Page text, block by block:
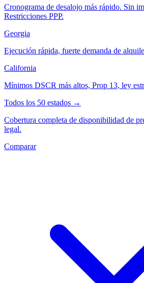
Cronograma de desalojo más rápido. Sin
Restricciones PPP.
Georgia
Ejecución rápida, fuerte demanda de
California
Mínimos DSCR más altos, Prop 13, ley
Todos los 50 estados →
Cobertura completa de disponibilidad de
legal.
Comparar